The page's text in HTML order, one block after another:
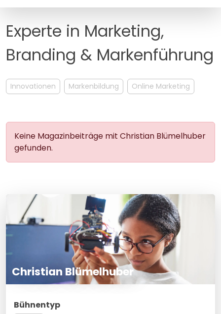
MANAGEMENT
Experte in Marketing,
Branding & Markenführung
Innovationen Markenbildung Online Marketing
Keine Magazinbeiträge mit Christian Blümelhuber
gefunden.
Christian Blümelhuber
Bühnentyp